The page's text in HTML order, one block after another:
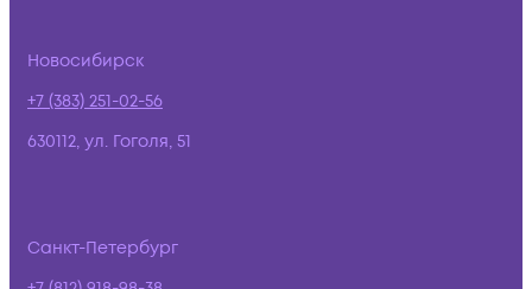
Новосибирск
+7 (383) 251-02-56
630112, ул. Гоголя, 51
Санкт-Петербург